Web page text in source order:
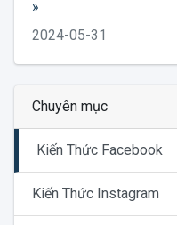
»
2024-05-31
Chuyên mục
Kiến Thức Facebook
Kiến Thức Instagram